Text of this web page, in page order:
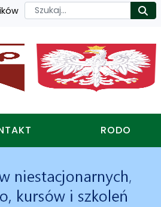
Szukaj
RODO